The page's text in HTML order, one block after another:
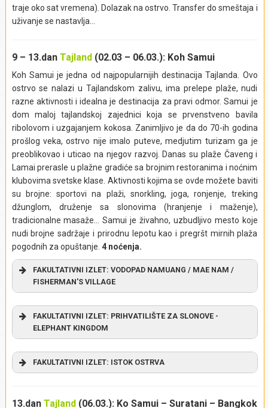
Izlet obuhvata:
Izlet ne obuhvata:Napojnice (bakšiš), obroke i individualne
troškove.
Izlet se realizuje iz mesta:Koh Phangan
Izlet obuhvata:
troškove.
traje oko sat vremena). Dolazak na ostrvo. Transfer do smeštaja i
uživanje se nastavlja…
9 – 13.dan Tajland(02.03 – 06.03.): Koh Samui
Koh Samui je jedna od najpopularnijih destinacija Tajlanda. Ovo
ostrvo se nalazi u Tajlandskom zalivu, ima prelepe plaže, nudi
razne aktivnosti i idealna je destinacija za pravi odmor. Samui je
dom maloj tajlandskoj zajednici koja se prvenstveno bavila
ribolovom i uzgajanjem kokosa. Zanimljivo je da do 70-ih godina
prošlog veka, ostrvo nije imalo puteve, medjutim turizam ga je
preoblikovao i uticao na njegov razvoj. Danas su plaže Čaveng i
Lamai prerasle u plažne gradiće sa brojnim restoranima i noćnim
klubovima svetske klase. Aktivnosti kojima se ovde možete baviti
su brojne: sportovi na plaži, snorkling, joga, ronjenje, treking
džunglom, druženje sa slonovima (hranjenje i maženje),
tradicionalne masaže… Samui je živahno, uzbudljivo mesto koje
nudi brojne sadržaje i prirodnu lepotu kao i pregršt mirnih plaža
pogodnih za opuštanje. 4 noćenja.
FAKULTATIVNI IZLET: VODOPAD NAMUANG / MAE NAM /
FISHERMAN'S VILLAGE
U jutarnjim časovima iz smeštaja krećemo u istraživanje
ostrvaSamui. Odlazimo do centralnog dela ostrva i prelepe
džungle gde se nalazi najviši vodopad na ostrvu – vodopad
u kristalno čistoj vod i uživamo u čarobnoj prirodi.
Napravićemo nezaboravne fotografije i uživati u ukusima
dogovoreno vreme odlazimo do plaže
FAKULTATIVNI IZLET: PRIHVATILIŠTE ZA SLONOVE -
ELEPHANT KINGDOM
FAKULTATIVNI IZLET: ISTOK OSTRVA
13.dan Tajland(06.03.): Ko Samui – Suratani – Bangkok